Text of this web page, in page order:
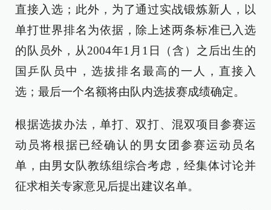
直接入选；此外，为了通过实战锻炼新人，以
单打世界排名为依据，除上述两条标准已入选
的队员外，从2004年1月1日（含）之后出生的
国乒队员中，选拔排名最高的一人，直接入
选；最后一个名额将由队内选拔赛成绩确定。
根据选拔办法，单打、双打、混双项目参赛运
动员将根据已经确认的男女团参赛运动员名
单，由男女队教练组综合考虑，经集体讨论并
征求相关专家意见后提出建议名单。